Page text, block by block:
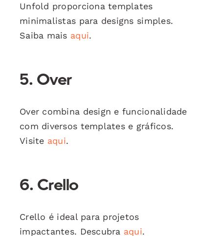
Unfold proporciona templates
minimalistas para designs simples.
Saiba mais aqui.
5. Over
Over combina design e funcionalidade
com diversos templates e gráficos.
Visite aqui.
6. Crello
Crello é ideal para projetos
impactantes. Descubra aqui.